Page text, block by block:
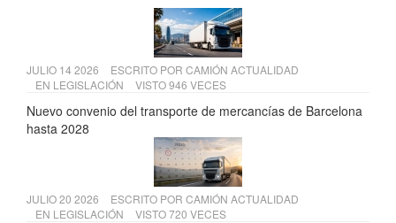
JULIO 14 2026 ESCRITO POR CAMIÓN ACTUALIDAD
EN LEGISLACIÓN VISTO 946 VECES
Nuevo convenio del transporte de mercancías de Barcelona
hasta 2028
JULIO 20 2026 ESCRITO POR CAMIÓN ACTUALIDAD
EN LEGISLACIÓN VISTO 720 VECES